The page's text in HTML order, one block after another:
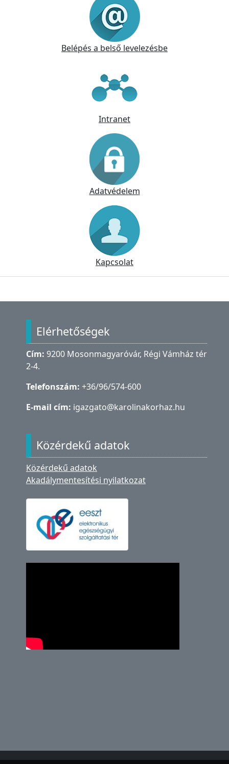
Belépés a belső levelezésbe
Intranet
Adatvédelem
Kapcsolat
Elérhetőségek
Cím: 9200 Mosonmagyaróvár, Régi Vámház tér
2-4.
Telefonszám: +36/96/574-600
E-mail cím: igazgato@karolinakorhaz.hu
Közérdekű adatok
Közérdekű adatok
Akadálymentesítési nyilatkozat